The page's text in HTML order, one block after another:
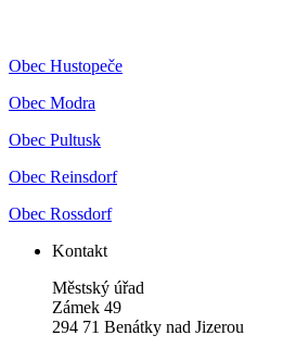
Obec Hustopeče
Obec Modra
Obec Pultusk
Obec Reinsdorf
Obec Rossdorf
Kontakt
Městský úřad
Zámek 49
294 71 Benátky nad Jizerou